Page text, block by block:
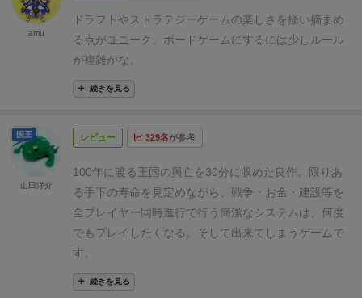
パワーバランスが偏っている 資源や経年を使った強化
の強さに若干偏りを感じます。（経年すればするほど
箱がかなり大きいため保管や持ち運びに難があります
としても期待できます。
スリーブをつけても余裕を持って収納できます。63.5
います。
写真はこちら Instagram
ティはありません。
逆に資源やお金がないと建築でき
ないので両国の動きを予想するのも大事です。 戦争を
してカードの効果が一通り発揮されるとカードには経
年劣化が発生します。
カードも２回くらい仕事をしたらいなくなるので
を踏まえた上でカードを自分の前にそろえていく必要
があります。ドラフトから次のドラフトまでで時間は
２５年経過します。 １００年後の建築が終わった時点
で一番得点が高い人が勝利となります。 一見すると難
しそうなシステムですが、やってみると思いの他簡単
で
ことが理解できる作りなのが凄いです。
何を立てるかで国の方向性が大まかに決まるバランス
ドラフトやストラテジーゲームの楽しさを掻い摘まめ
る点がユニーク。ボードゲームにするには少しルール
が複雑かな。
続きを見る
amu
レビュー 329名が参考
100年に渡る王国の興亡を30分に収めた良作。
限りあ
る手下の寿命を見定めながら、戦争・お金・建設等を
全プレイヤー同時進行で行う簡潔なシステムは、何度
でもプレイしたくなる。そして出来てしまうゲームで
す。
続きを見る
国王
山田洋介